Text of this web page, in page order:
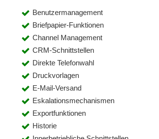
Benutzermanagement
Briefpapier-Funktionen
Channel Management
CRM-Schnittstellen
Direkte Telefonwahl
Druckvorlagen
E-Mail-Versand
Eskalationsmechanismen
Exportfunktionen
Historie